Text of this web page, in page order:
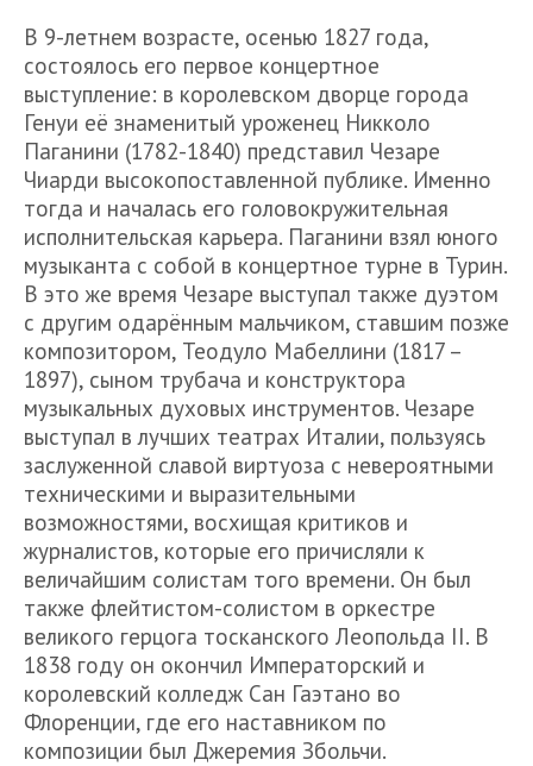
В 9-летнем возрасте, осенью 1827 года,
состоялось его первое концертное
выступление: в королевском дворце города
Генуи её знаменитый уроженец Никколо
Паганини (1782-1840) представил Чезаре
Чиарди высокопоставленной публике. Именно
тогда и началась его головокружительная
исполнительская карьера. Паганини взял юного
музыканта с собой в концертное турне в Турин.
В это же время Чезаре выступал также дуэтом
с другим одарённым мальчиком, ставшим позже
композитором, Теодуло Мабеллини (1817 –
1897), сыном трубача и конструктора
музыкальных духовых инструментов. Чезаре
выступал в лучших театрах Италии, пользуясь
заслуженной славой виртуоза с невероятными
техническими и выразительными
возможностями, восхищая критиков и
журналистов, которые его причисляли к
величайшим солистам того времени. Он был
также флейтистом-солистом в оркестре
великого герцога тосканского Леопольда II. В
1838 году он окончил Императорский и
королевский колледж Сан Гаэтано во
Флоренции, где его наставником по
композиции был Джеремия Збольчи.